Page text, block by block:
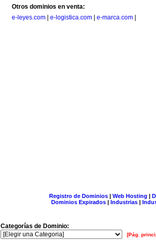
Otros dominios en venta:
e-leyes.com
e-logistica.com e-marca.com
Registro de Dominios| Web Hosting |
Dominios Expirados | Industrias |
Categorías de Dominio:
[Pág.